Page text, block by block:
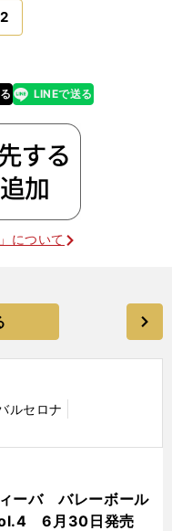
2
LINEで送る
について
ルセロナ
ーバ バレーボール
6月30日発売